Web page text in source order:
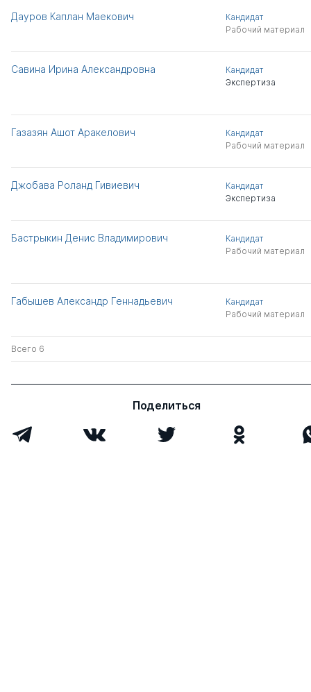
Дауров Каплан Маекович
Кандидат
Рабочий материал
Савина Ирина Александровна
Кандидат
Экспертиза
Газазян Ашот Аракелович
Кандидат
Рабочий материал
Джобава Роланд Гивиевич
Кандидат
Экспертиза
Бастрыкин Денис Владимирович
Кандидат
Рабочий материал
Габышев Александр Геннадьевич
Кандидат
Рабочий материал
Всего 6
Поделиться